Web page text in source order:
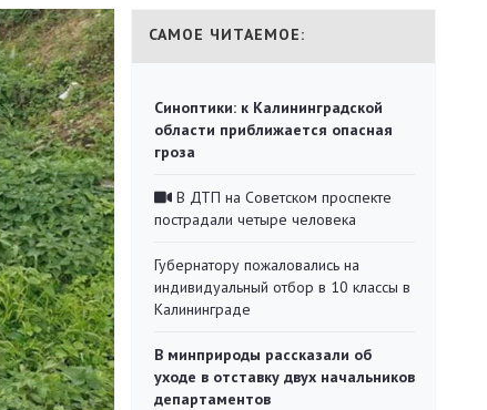
САМОЕ ЧИТАЕМОЕ:
Синоптики: к Калининградской
области приближается опасная
гроза
В ДТП на Советском проспекте
пострадали четыре человека
Губернатору пожаловались на
индивидуальный отбор в 10 классы в
Калининграде
В минприроды рассказали об
уходе в отставку двух начальников
департаментов